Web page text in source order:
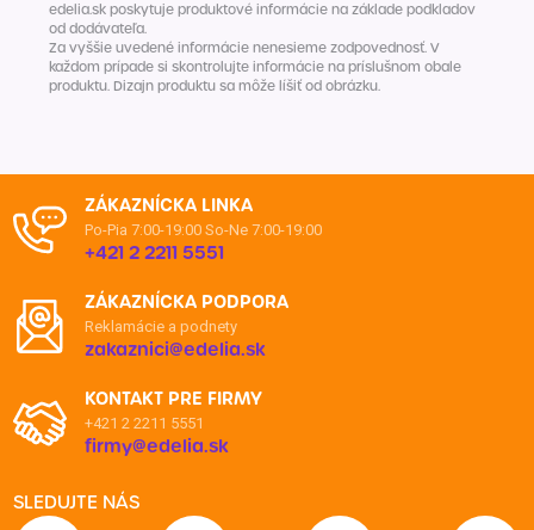
edelia.sk poskytuje produktové informácie na základe podkladov
od dodávateľa.
Za vyššie uvedené informácie nenesieme zodpovednosť. V
každom prípade si skontrolujte informácie na príslušnom obale
produktu. Dizajn produktu sa môže líšiť od obrázku.
ZÁKAZNÍCKA LINKA
Po-Pia 7:00-19:00 So-Ne 7:00-19:00
+421 2 2211 5551
ZÁKAZNÍCKA PODPORA
Reklamácie a podnety
zakaznici@edelia.sk
KONTAKT PRE FIRMY
+421 2 2211 5551
firmy@edelia.sk
SLEDUJTE NÁS